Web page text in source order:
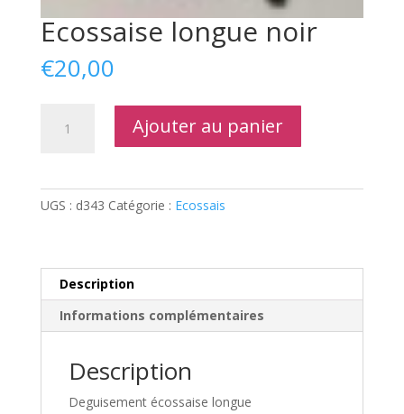
Ecossaise longue noir
€20,00
Ajouter au panier
UGS : d343 Catégorie : Ecossais
Description
Informations complémentaires
Description
Deguisement écossaise longue